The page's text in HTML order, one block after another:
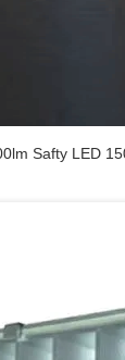
Safty LED